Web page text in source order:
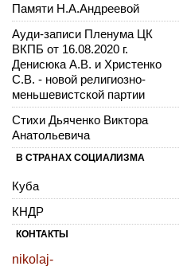
Памяти Н.А.Андреевой
Ауди-записи Пленума ЦК
ВКПБ от 16.08.2020 г.
Денисюка А.В. и Христенко
С.В. - новой религиозно-
меньшевистской партии
Стихи Дьяченко Виктора
Анатольевича
В СТРАНАХ СОЦИАЛИЗМА
Куба
КНДР
КОНТАКТЫ
nikolaj-